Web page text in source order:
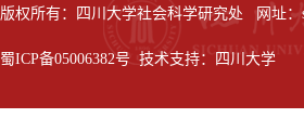
版权所有：四川大学社会科学研究处 网址：
蜀ICP备05006382号 技术支持：四川大学